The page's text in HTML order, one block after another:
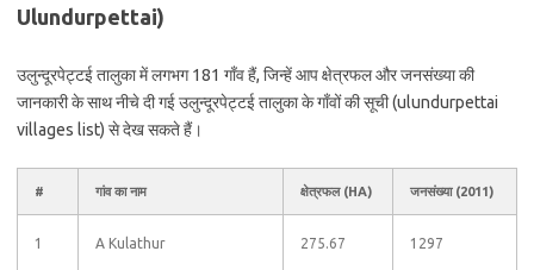
Ulundurpettai)
उलुन्‍दूरपेट्टई तालुका में लगभग 181 गाँव हैं, जिन्हें आप क्षेत्रफल और जनसंख्या की
जानकारी के साथ नीचे दी गई उलुन्‍दूरपेट्टई तालुका के गाँवों की सूची (ulundurpettai
villages list) से देख सकते हैं।
# गांव का नाम क्षेत्रफल (HA) जनसंख्या (2011)
1 A Kulathur 275.67 1297